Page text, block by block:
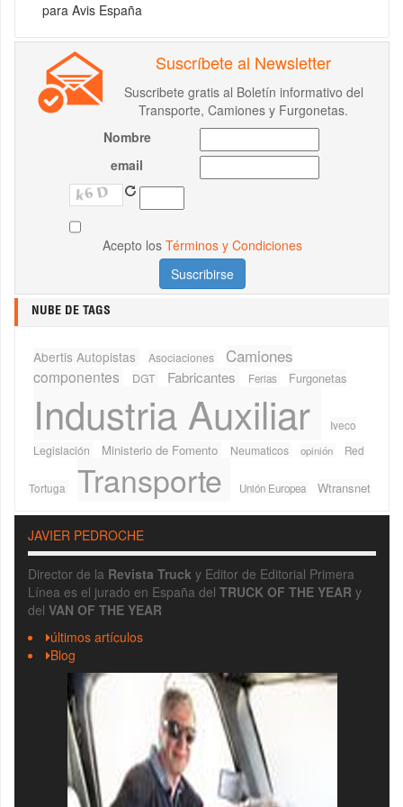
para Avis España
Suscríbete al Newsletter
Suscribete gratis al Boletín informativo del
Transporte, Camiones y Furgonetas.
Nombre
email
Acepto los Términos y Condiciones
NUBE DE TAGS
Abertis Autopistas Asociaciones Camiones
componentes DGT Fabricantes Ferias Furgonetas
Industria Auxiliar
Iveco
Legislación
Ministerio de Fomento Neumaticos opinión Red
Tortuga Transporte Unión Europea Wtransnet
JAVIER PEDROCHE
Director de la Revista Truck y Editor de Editorial Primera
Línea es el jurado en España del TRUCK OF THE YEAR y
del VAN OF THE YEAR
últimos artículos
Blog